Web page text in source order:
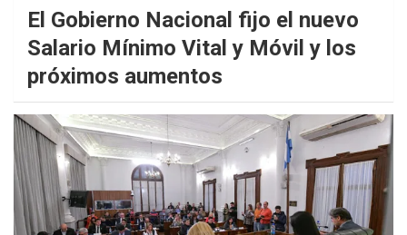
El Gobierno Nacional fijo el nuevo
Salario Mínimo Vital y Móvil y los
próximos aumentos